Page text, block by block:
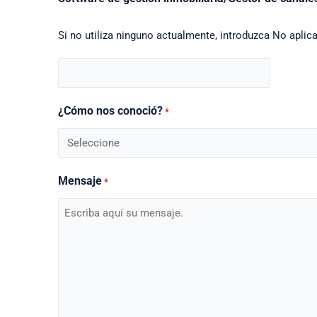
Si no utiliza ninguno actualmente, introduzca No
¿Cómo nos conoció? *
Mensaje *